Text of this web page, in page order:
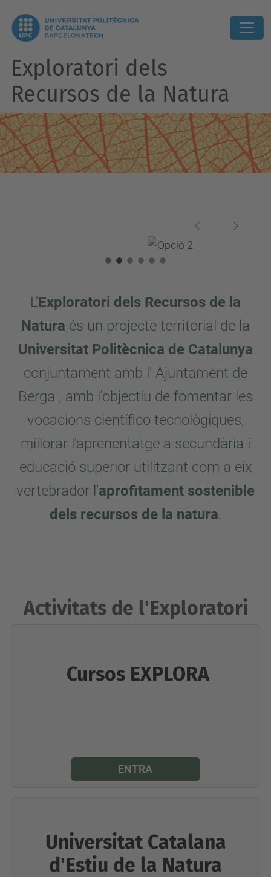
Exploratori dels
Recursos de la Natura
Anterior
L'Exploratori dels Recursos de la
Natura és un projecte territorial de la
Universitat Politècnica de Catalunya
conjuntament amb l' Ajuntament de
Berga , amb l'objectiu de fomentar les
vocacions científico tecnològiques,
millorar l'aprenentatge a secundària i
educació superior utilitzant com a eix
vertebrador l’aprofitament sostenible
dels recursos de la natura.
Activitats de l'Exploratori
Cursos EXPLORA
ENTRA
Universitat Catalana
d'Estiu de la Natura